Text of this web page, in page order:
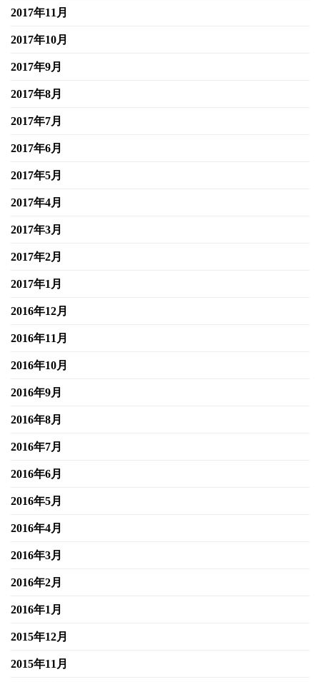
2017年11月
2017年10月
2017年9月
2017年8月
2017年7月
2017年6月
2017年5月
2017年4月
2017年3月
2017年2月
2017年1月
2016年12月
2016年11月
2016年10月
2016年9月
2016年8月
2016年7月
2016年6月
2016年5月
2016年4月
2016年3月
2016年2月
2016年1月
2015年12月
2015年11月